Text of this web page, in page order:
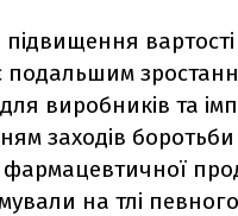
вартості
подальшим
виробників та
заходів
фармацевтичної
на тлі